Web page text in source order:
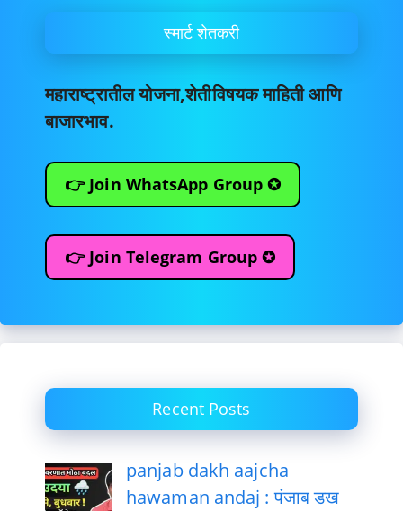
स्मार्ट शेतकरी
महाराष्ट्रातील योजना,शेतीविषयक माहिती आणि
बाजारभाव.
👉 Join WhatsApp Group ✪
👉 Join Telegram Group ✪
Recent Posts
panjab dakh aajcha
hawaman andaj : पंजाब डख